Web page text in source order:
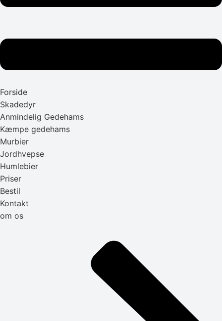
Forside
Skadedyr
Anmindelig Gedehams
Kæmpe gedehams
Murbier
Jordhvepse
Humlebier
Priser
Bestil
Kontakt
om os